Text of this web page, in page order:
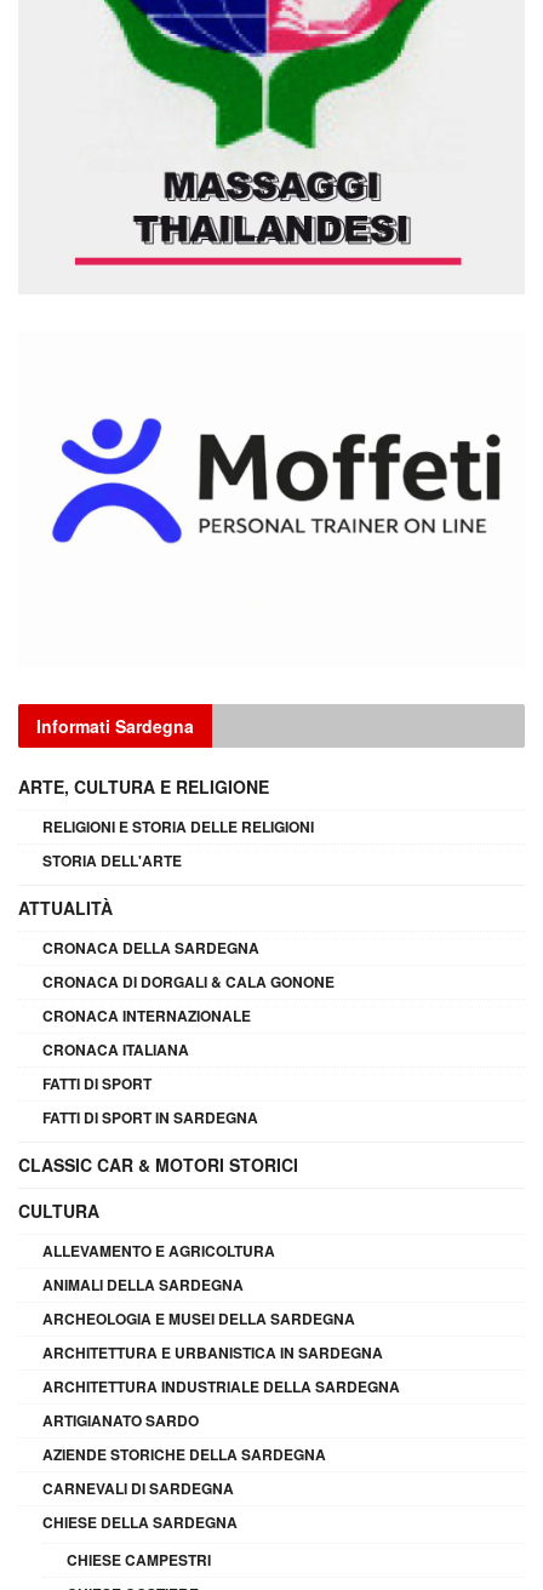
Informati Sardegna
ARTE, CULTURA E RELIGIONE
RELIGIONI E STORIA DELLE RELIGIONI
STORIA DELL'ARTE
ATTUALITÀ
CRONACA DELLA SARDEGNA
CRONACA DI DORGALI & CALA GONONE
CRONACA INTERNAZIONALE
CRONACA ITALIANA
FATTI DI SPORT
FATTI DI SPORT IN SARDEGNA
CLASSIC CAR & MOTORI STORICI
CULTURA
ALLEVAMENTO E AGRICOLTURA
ANIMALI DELLA SARDEGNA
ARCHEOLOGIA E MUSEI DELLA SARDEGNA
ARCHITETTURA E URBANISTICA IN SARDEGNA
ARCHITETTURA INDUSTRIALE DELLA SARDEGNA
ARTIGIANATO SARDO
AZIENDE STORICHE DELLA SARDEGNA
CARNEVALI DI SARDEGNA
CHIESE DELLA SARDEGNA
CHIESE CAMPESTRI